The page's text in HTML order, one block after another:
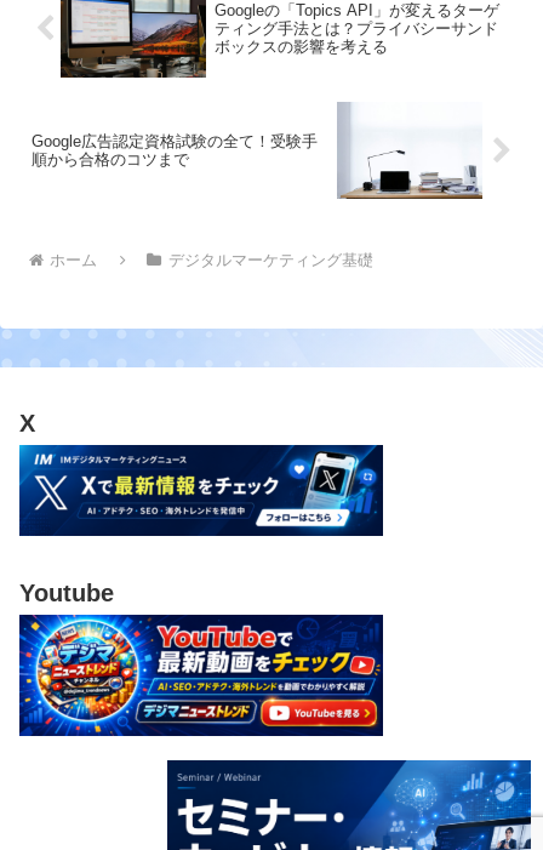
Googleの「Topics API」が変えるターゲ
ティング手法とは？プライバシーサンド
ボックスの影響を考える
Google広告認定資格試験の全て！受験手
順から合格のコツまで
ホーム デジタルマーケティング基礎
X
Youtube